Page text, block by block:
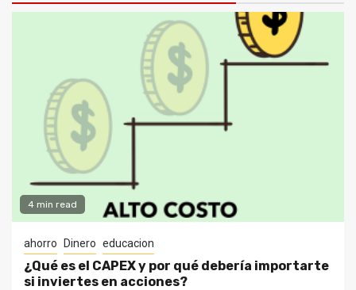
4 min read
ahorro Dinero educacion
¿Qué es el CAPEX y por qué debería importarte
si inviertes en acciones?